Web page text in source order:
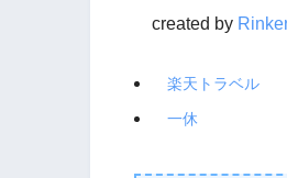
created by
楽天トラベル
一休